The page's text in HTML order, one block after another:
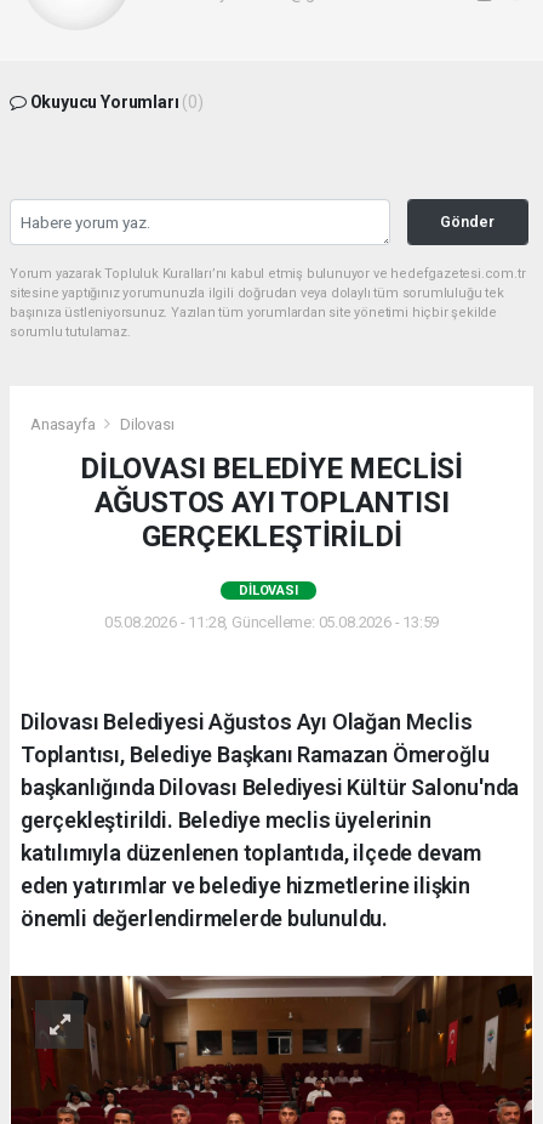
Okuyucu Yorumları (0)
Gönder
Yorum yazarak Topluluk Kuralları’nı kabul etmiş bulunuyor ve hedefgazetesi.com.tr
sitesine yaptığınız yorumunuzla ilgili doğrudan veya dolaylı tüm sorumluluğu tek
başınıza üstleniyorsunuz. Yazılan tüm yorumlardan site yönetimi hiçbir şekilde
sorumlu tutulamaz.
Anasayfa Dilovası
DİLOVASI BELEDİYE MECLİSİ
AĞUSTOS AYI TOPLANTISI
GERÇEKLEŞTİRİLDİ
DILOVASI
05.08.2026 - 11:28, Güncelleme: 05.08.2026 - 13:59
Dilovası Belediyesi Ağustos Ayı Olağan Meclis
Toplantısı, Belediye Başkanı Ramazan Ömeroğlu
başkanlığında Dilovası Belediyesi Kültür Salonu'nda
gerçekleştirildi. Belediye meclis üyelerinin
katılımıyla düzenlenen toplantıda, ilçede devam
eden yatırımlar ve belediye hizmetlerine ilişkin
önemli değerlendirmelerde bulunuldu.